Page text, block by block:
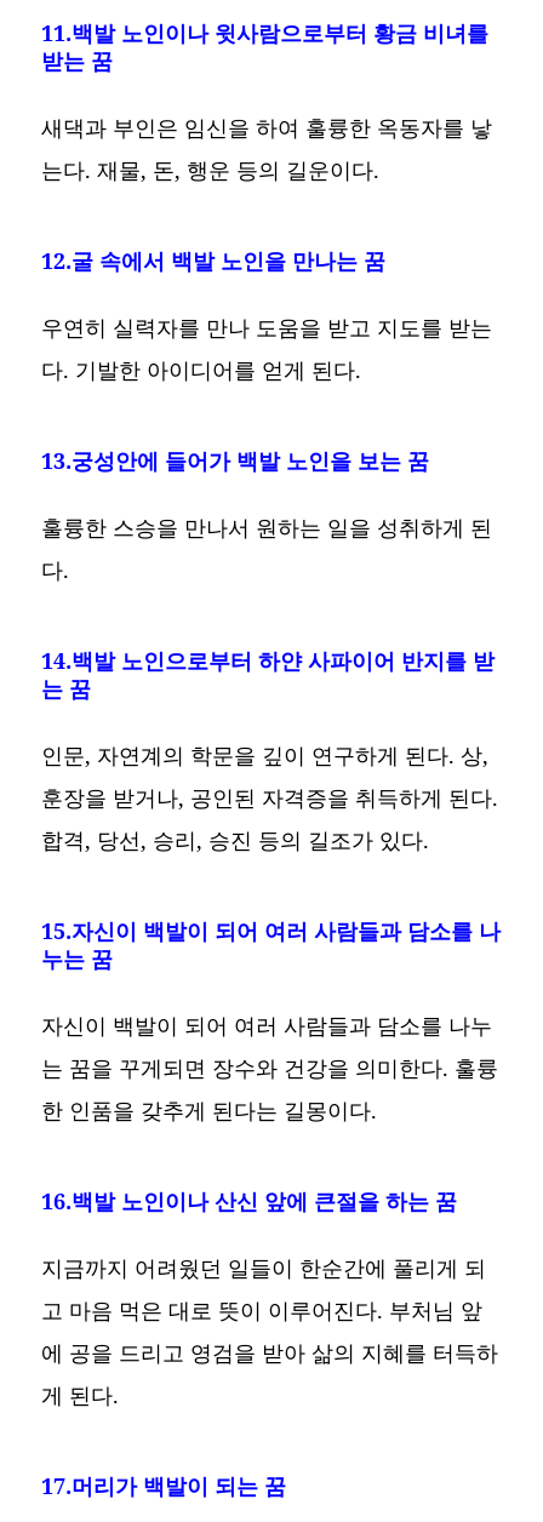
11.백발 노인이나 윗사람으로부터 황금 비녀를
받는 꿈
새댁과 부인은 임신을 하여 훌륭한 옥동자를 낳
는다. 재물, 돈, 행운 등의 길운이다.
12.굴 속에서 백발 노인을 만나는 꿈
우연히 실력자를 만나 도움을 받고 지도를 받는
다. 기발한 아이디어를 얻게 된다.
13.궁성안에 들어가 백발 노인을 보는 꿈
훌륭한 스승을 만나서 원하는 일을 성취하게 된
다.
14.백발 노인으로부터 하얀 사파이어 반지를 받
는 꿈
인문, 자연계의 학문을 깊이 연구하게 된다. 상,
훈장을 받거나, 공인된 자격증을 취득하게 된다.
합격, 당선, 승리, 승진 등의 길조가 있다.
15.자신이 백발이 되어 여러 사람들과 담소를 나
누는 꿈
자신이 백발이 되어 여러 사람들과 담소를 나누
는 꿈을 꾸게되면 장수와 건강을 의미한다. 훌륭
한 인품을 갖추게 된다는 길몽이다.
16.백발 노인이나 산신 앞에 큰절을 하는 꿈
지금까지 어려웠던 일들이 한순간에 풀리게 되
고 마음 먹은 대로 뜻이 이루어진다. 부처님 앞
에 공을 드리고 영검을 받아 삶의 지혜를 터득하
게 된다.
17.머리가 백발이 되는 꿈